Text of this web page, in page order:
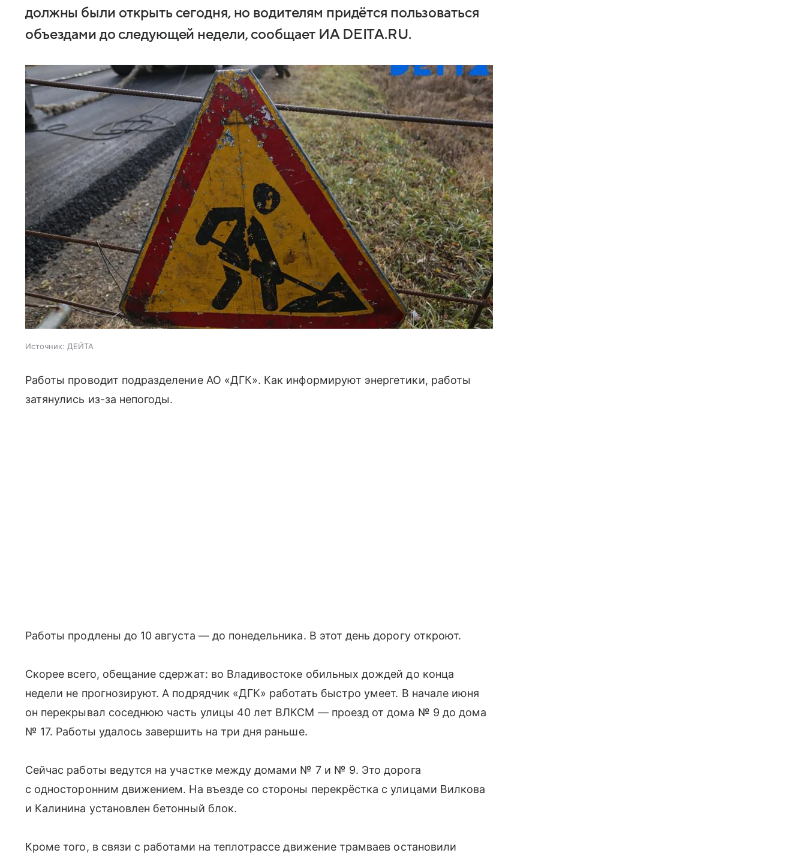
должны были открыть сегодня, но водителям придётся пользоваться
объездами до следующей недели, сообщает ИА DEITA.RU.
Источник: ДЕЙТА
Работы проводит подразделение АО «ДГК». Как информируют энергетики, работы
затянулись из-за непогоды.
Работы продлены до 10 августа — до понедельника. В этот день дорогу откроют.
Скорее всего, обещание сдержат: во Владивостоке обильных дождей до конца
недели не прогнозируют. А подрядчик «ДГК» работать быстро умеет. В начале июня
он перекрывал соседнюю часть улицы 40 лет ВЛКСМ — проезд от дома № 9 до дома
№ 17. Работы удалось завершить на три дня раньше.
Сейчас работы ведутся на участке между домами № 7 и № 9. Это дорога
с односторонним движением. На въезде со стороны перекрёстка с улицами Вилкова
и Калинина установлен бетонный блок.
Кроме того, в связи с работами на теплотрассе движение трамваев остановили